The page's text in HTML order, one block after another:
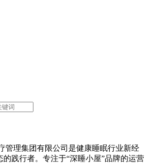
管理集团有限公司是健康睡眠行业新经
践行者。专注于“深睡小屋”品牌的运营